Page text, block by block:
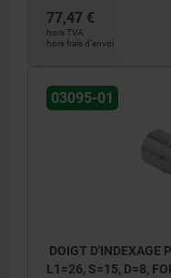
Forme B : à
pneumatique
1) raccord 1 -
P : pression de
77,47 €
hors TVA
hors frais d’envoi
03095-01
DOIGT D'INDEXAGE
L1=26, S=15, D=8,